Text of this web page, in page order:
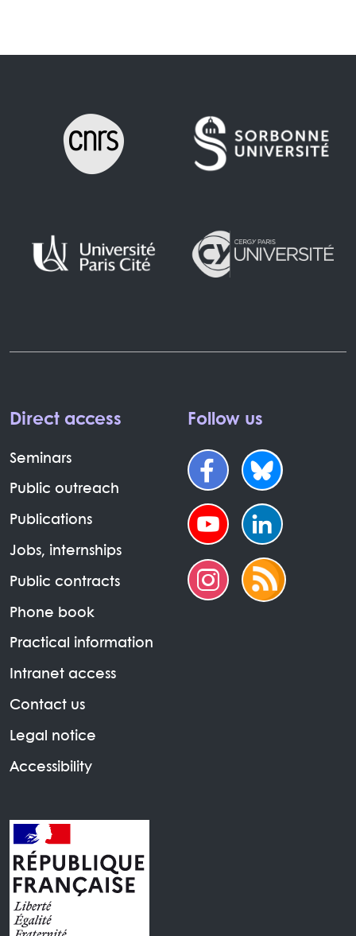
Direct access
Seminars
Public outreach
Publications
Jobs, internships
Public contracts
Phone book
Practical information
Intranet access
Contact us
Legal notice
Accessibility
Follow us